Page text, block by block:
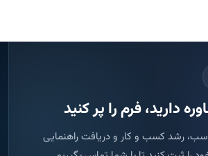
دارید، فرم را پر کنید
رشد کسب و کار و دریافت راهنمایی